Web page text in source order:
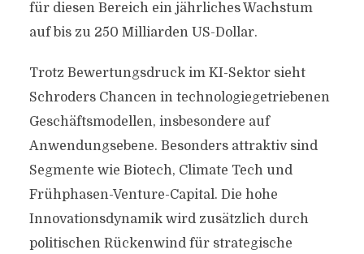
für diesen Bereich ein jährliches Wachstum
auf bis zu 250 Milliarden US-Dollar.
Trotz Bewertungsdruck im KI-Sektor sieht
Schroders Chancen in technologiegetriebenen
Geschäftsmodellen, insbesondere auf
Anwendungsebene. Besonders attraktiv sind
Segmente wie Biotech, Climate Tech und
Frühphasen-Venture-Capital. Die hohe
Innovationsdynamik wird zusätzlich durch
politischen Rückenwind für strategische